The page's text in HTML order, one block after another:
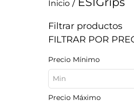
Inicio /
Filtrar productos
FILTRAR POR
Precio Mínimo
Precio Máximo